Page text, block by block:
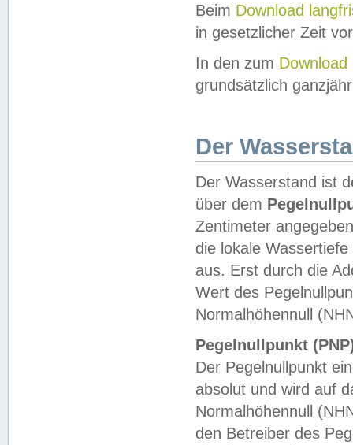
Beim Download
in gesetzlicher Zeit
In den zum Download
grundsätzlich
Der
Der Wasserstand ist
über dem
Zentimeter
die lokale
aus. Erst durch die
Wert des
Normalhöhennull
Pegelnullpunkt
Der Pegelnullpunkt
absolut und wird auf
Normalhöhennull
den Betreiber des